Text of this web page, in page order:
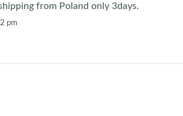
from Poland only 3days.
pm